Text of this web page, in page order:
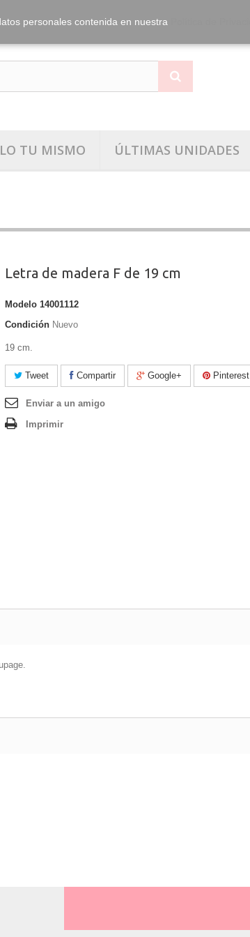
Tel.: info@washitape.es
TU MISMO ÚLTIMAS UNIDADES
Letra de madera F de 19 cm
Modelo 14001112
Condición Nuevo
19 cm.
Tweet Compartir Google+ Pinterest
Enviar a un amigo
Imprimir
personales contenida en nuestra